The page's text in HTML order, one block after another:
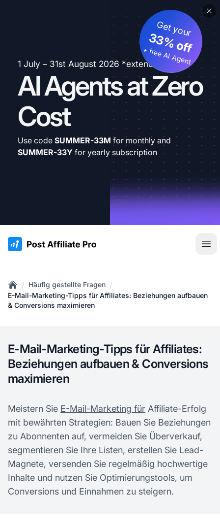
1 July – 31st August 2026 *extended
AI Agents at Zero
Cost
Get your
33% off
+ free AI Agent
Use code SUMMER-33M for monthly and
SUMMER-33Y for yearly subscription
:site.title
Home
/ Häufig gestellte Fragen /
E-Mail-Marketing-Tipps für Affiliates: Beziehungen aufbauen
& Conversions maximieren
E-Mail-Marketing-Tipps für Affiliates:
Beziehungen aufbauen & Conversions
maximieren
Meistern Sie E-Mail-Marketing für Affiliate-Erfolg
mit bewährten Strategien: Bauen Sie Beziehungen
zu Abonnenten auf, vermeiden Sie Überverkauf,
segmentieren Sie Ihre Listen, erstellen Sie Lead-
Magnete, versenden Sie regelmäßig hochwertige
Inhalte und nutzen Sie Optimierungstools, um
Conversions und Einnahmen zu steigern.